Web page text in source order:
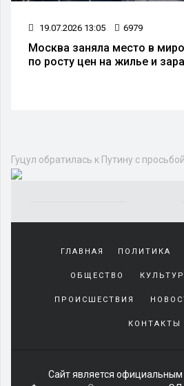
19.07.2026 13:05 6979
Москва заняла место в
по росту цен на жилье и
Гуцул обратилась к Путину с
sürekli
yakın
ГЛАВНАЯ ПОЛИТИКА
ОБЩЕСТВО
ПРОИСШЕСТВИЯ
КОНТАКТЫ
Сайт является